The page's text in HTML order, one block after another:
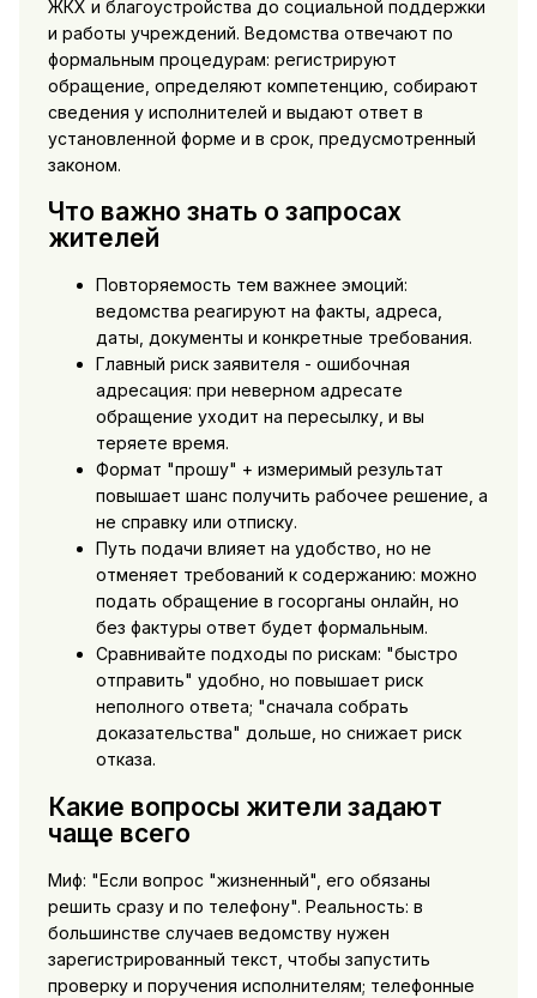
ЖКХ и благоустройства до социальной поддержки
и работы учреждений. Ведомства отвечают по
формальным процедурам: регистрируют
обращение, определяют компетенцию, собирают
сведения у исполнителей и выдают ответ в
установленной форме и в срок, предусмотренный
законом.
Что важно знать о запросах
жителей
Повторяемость тем важнее эмоций:
ведомства реагируют на факты, адреса,
даты, документы и конкретные требования.
Главный риск заявителя - ошибочная
адресация: при неверном адресате
обращение уходит на пересылку, и вы
теряете время.
Формат "прошу" + измеримый результат
повышает шанс получить рабочее решение, а
не справку или отписку.
Путь подачи влияет на удобство, но не
отменяет требований к содержанию: можно
подать обращение в госорганы онлайн, но
без фактуры ответ будет формальным.
Сравнивайте подходы по рискам: "быстро
отправить" удобно, но повышает риск
неполного ответа; "сначала собрать
доказательства" дольше, но снижает риск
отказа.
Какие вопросы жители задают
чаще всего
Миф: "Если вопрос "жизненный", его обязаны
решить сразу и по телефону". Реальность: в
большинстве случаев ведомству нужен
зарегистрированный текст, чтобы запустить
проверку и поручения исполнителям; телефонные